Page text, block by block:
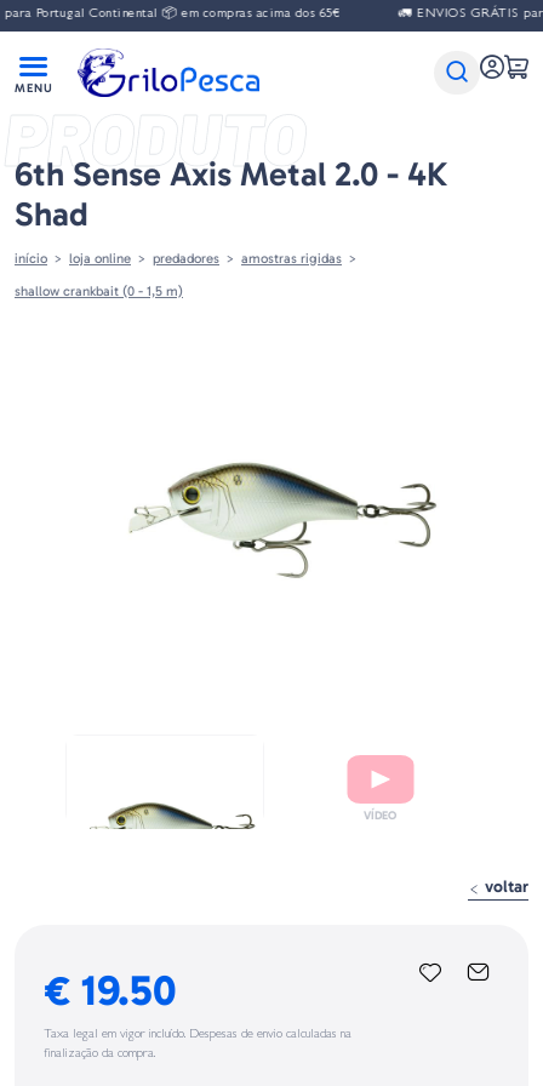
Portugal Continental 📦 em compras acima dos 65€ 🚛 ENVIOS GRÁTIS
PRODUTO
6th Sense Axis Metal 2.0 - 4K
Shad
início loja online predadores
amostras rigidas
shallow crankbait (0 - 1,5 m)
voltar
€ 19.50
Taxa legal em vigor incluído. Despesas de envio calculadas na
finalização da compra.